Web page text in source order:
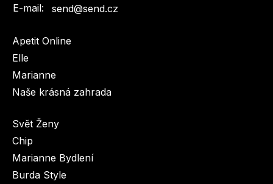
E-mail:
send@send.cz
Apetit Online
Elle
Marianne
Naše krásná zahrada
Svět Ženy
Chip
Marianne Bydlení
Burda Style